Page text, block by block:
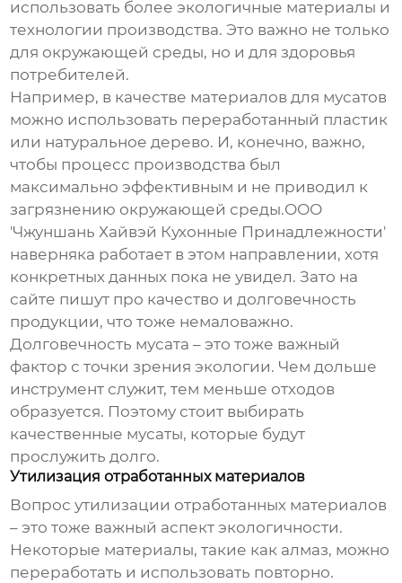
использовать более экологичные материалы и
технологии производства. Это важно не только
для окружающей среды, но и для здоровья
потребителей.
Например, в качестве материалов для мусатов
можно использовать переработанный пластик
или натуральное дерево. И, конечно, важно,
чтобы процесс производства был
максимально эффективным и не приводил к
загрязнению окружающей среды.ООО
'Чжуншань Хайвэй Кухонные Принадлежности'
наверняка работает в этом направлении, хотя
конкретных данных пока не увидел. Зато на
сайте пишут про качество и долговечность
продукции, что тоже немаловажно.
Долговечность мусата – это тоже важный
фактор с точки зрения экологии. Чем дольше
инструмент служит, тем меньше отходов
образуется. Поэтому стоит выбирать
качественные мусаты, которые будут
прослужить долго.
Утилизация отработанных материалов
Вопрос утилизации отработанных материалов
– это тоже важный аспект экологичности.
Некоторые материалы, такие как алмаз, можно
переработать и использовать повторно.